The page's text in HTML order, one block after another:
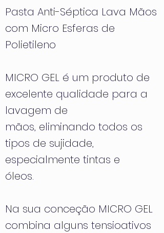
Pasta Anti-Séptica Lava Mãos
com Micro Esferas de
Polietileno
MICRO GEL é um produto de
excelente qualidade para a
lavagem de
mãos, eliminando todos os
tipos de sujidade,
especialmente tintas e
óleos.
Na sua conceção MICRO GEL
combina alguns tensioativos